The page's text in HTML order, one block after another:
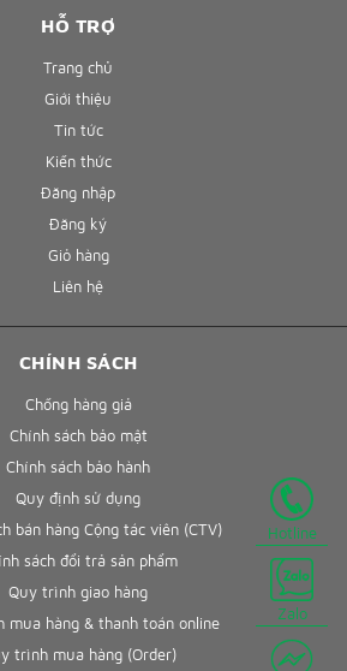
Hotline
Zalo
HỖ TRỢ
Trang chủ
Giới thiệu
Tin tức
Kiến thức
Đăng nhập
Đăng ký
Giỏ hàng
Liên hệ
CHÍNH SÁCH
Chống hàng giả
Chính sách bảo mật
Chính sách bảo hành
Quy định sử dụng
bán hàng Cộng tác viên (CTV)
sách đổi trả sản phẩm
Quy trình giao hàng
mua hàng & thanh toán online
trình mua hàng (Order)